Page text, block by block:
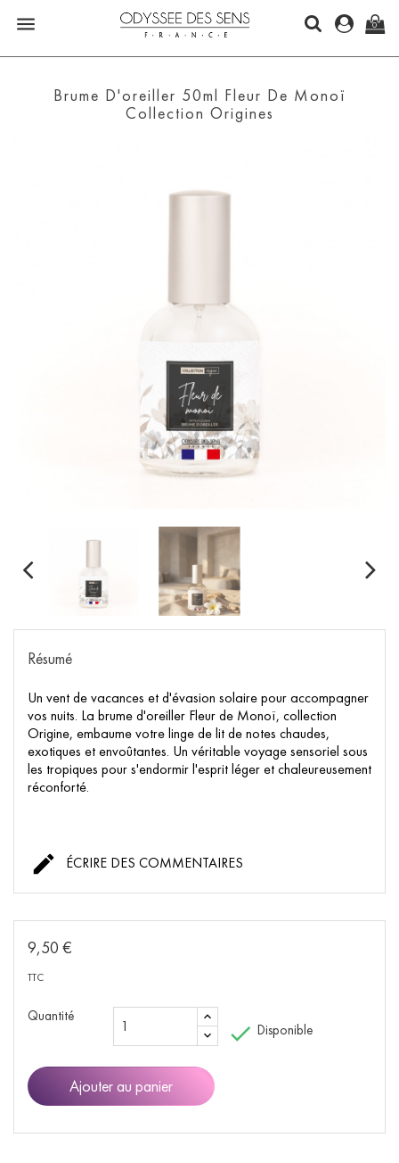
 0
Brume D'oreiller 50ml Fleur De Monoï
Collection Origines
Résumé
Un vent de vacances et d'évasion solaire pour accompagner
vos nuits. La brume d'oreiller Fleur de Monoï, collection
Origine, embaume votre linge de lit de notes chaudes,
exotiques et envoûtantes. Un véritable voyage sensoriel sous
les tropiques pour s'endormir l'esprit léger et chaleureusement
réconforté.
 ÉCRIRE DES COMMENTAIRES
9,50 €
TTC
Quantité
Ajouter au panier
 Disponible